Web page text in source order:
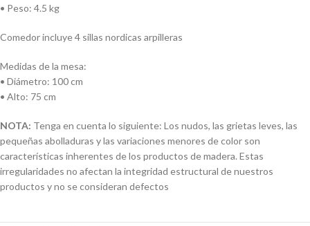
• Peso: 4.5 kg
Comedor incluye 4 sillas nordicas arpilleras
Medidas de la mesa:
• Diámetro: 100 cm
• Alto: 75 cm
NOTA: Tenga en cuenta lo siguiente: Los nudos, las grietas leves, las
pequeñas abolladuras y las variaciones menores de color son
características inherentes de los productos de madera. Estas
irregularidades no afectan la integridad estructural de nuestros
productos y no se consideran defectos